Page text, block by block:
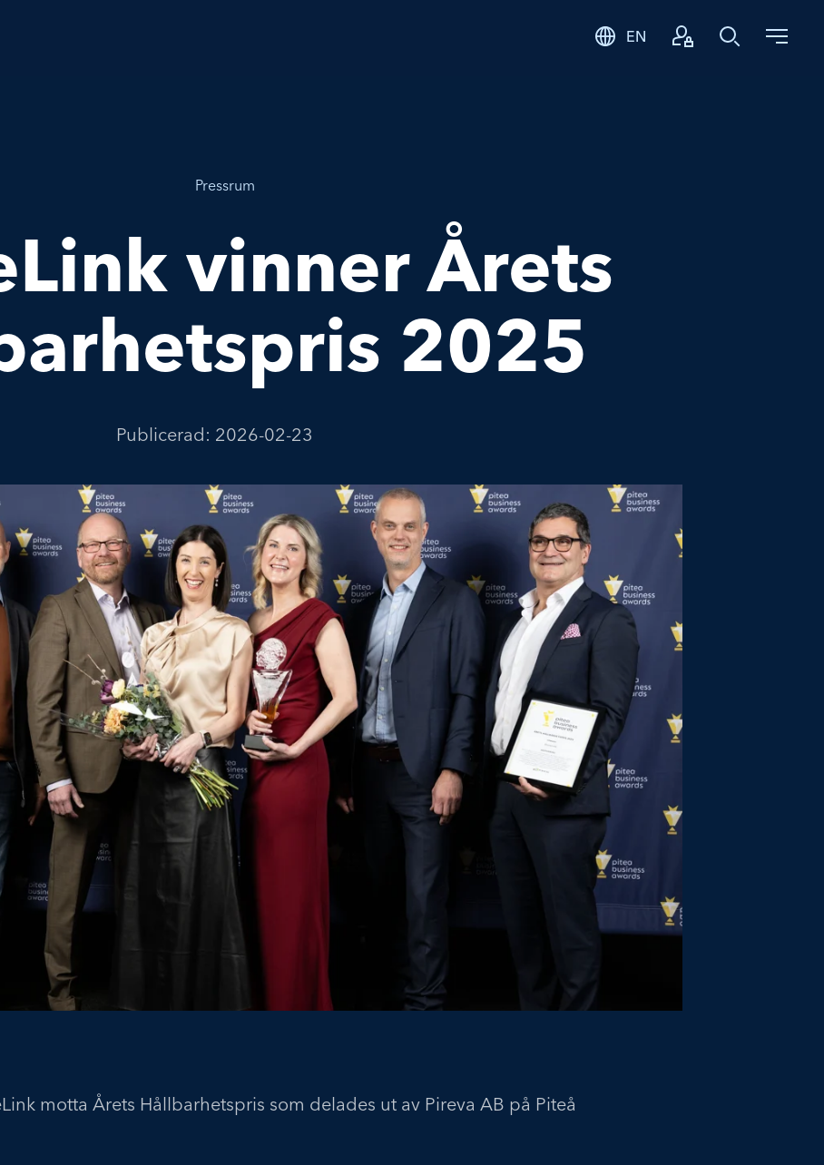
EN
Logga inSök
Pressrum
vinner Årets
2025
Publicerad: 2026-02-23
motta Årets Hållbarhetspris som delades ut av Pireva AB på Piteå